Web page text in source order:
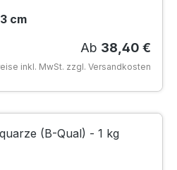
cm
Regulärer
Ab 38,40 €
inkl. MwSt. zzgl. Versandkosten